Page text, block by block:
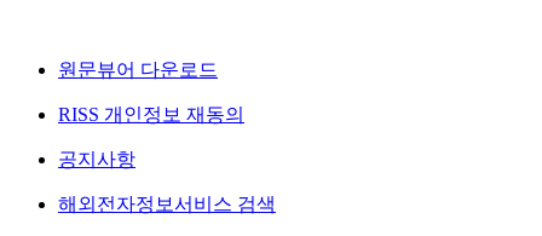
원문뷰어 다운로드
RISS 개인정보 재동의
공지사항
해외전자정보서비스 검색